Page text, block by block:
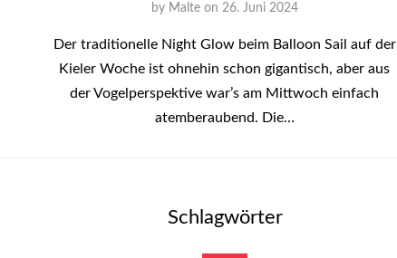
by Malte on 26. Juni 2024
Der traditionelle Night Glow beim Balloon Sail auf der
Kieler Woche ist ohnehin schon gigantisch, aber aus
der Vogelperspektive war’s am Mittwoch einfach
atemberaubend. Die…
Schlagwörter